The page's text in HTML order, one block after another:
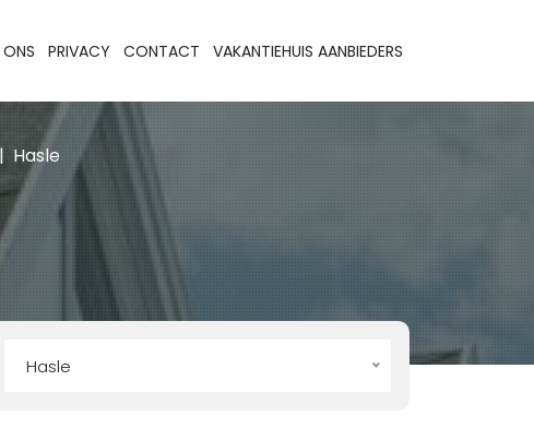
PRIVACY CONTACT VAKANTIEHUIS AANBIEDERS
Hasle
Hasle